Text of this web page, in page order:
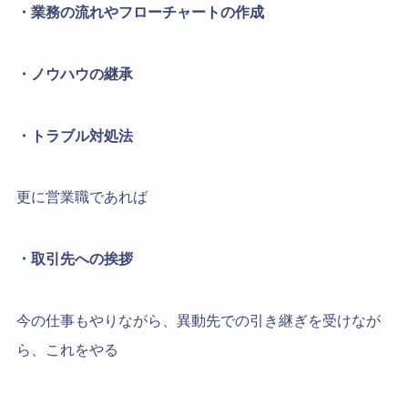
・業務の流れやフローチャートの作成
・ノウハウの継承
・トラブル対処法
更に営業職であれば
・取引先への挨拶
今の仕事もやりながら、異動先での引き継ぎを受けなが
ら、これをやる